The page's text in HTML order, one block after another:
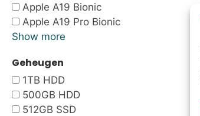
Apple A19 Bionic
Apple A19 Pro Bionic
Show more
Geheugen
1TB HDD
500GB HDD
512GB SSD